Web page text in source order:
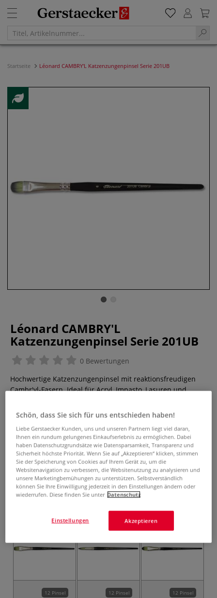
Startseite Léonard CAMBRY'L Katzenzungenpinsel Serie 201UB
Léonard CAMBRY'L
Katzenzungenpinsel Serie 201UB
0 Bewertungen
Hochwertige Katzenzungenpinsel mit reaktionsfreudigen
Cambr'yl-Fasern. Ideal für Acryl, Impasto, Lasuren und
Mehr
ab 6,71 €
inklusive 20% bzw. 10% MwSt,
ggf. zuzüglichVersandkosten
Produkt bestellen
12 Pinsel 12 Pinsel 12 Pinsel
Schön, dass Sie sich für uns entschieden haben!
Liebe Gerstaecker Kunden, uns und unseren Partnern liegt viel daran,
Ihnen ein rundum gelungenes Einkaufserlebnis zu ermöglichen. Dabei
haben Datenschutzgrundsätze wie Datensparsamkeit, Transparenz und
Sicherheit höchste Priorität. Wenn Sie auf „Akzeptieren“ klicken, stimmen
Sie der Speicherung von Cookies auf Ihrem Gerät zu, um die
Websitenavigation zu verbessern, die Websitenutzung zu analysieren und
unsere Marketingbemühungen zu unterstützen. Selbstverständlich
können Sie Ihre Einwilligung jederzeit in den Einstellungen ändern oder
wiederrufen. Diese finden Sie unter Datenschutz
Akzeptieren
Einstellungen